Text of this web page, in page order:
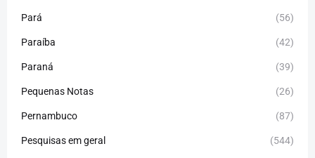
Pará (56)
Paraíba (42)
Paraná (39)
Pequenas Notas (26)
Pernambuco (87)
Pesquisas em geral (544)